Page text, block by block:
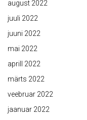
august 2022
juuli 2022
juuni 2022
mai 2022
aprill 2022
märts 2022
veebruar 2022
jaanuar 2022